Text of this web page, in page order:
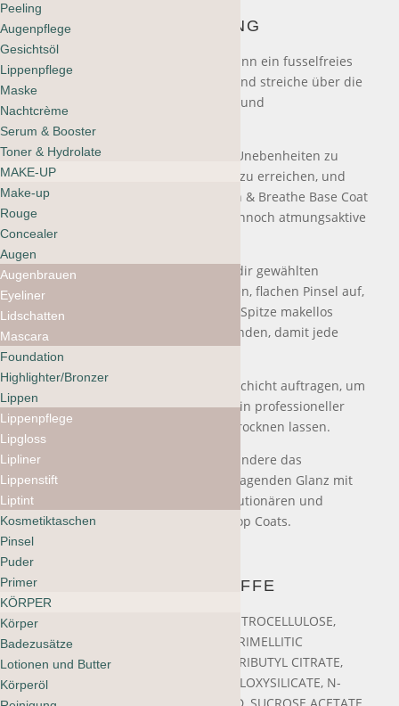
ANWENDUNG
Wasche deine Hände, befeuchte dann ein fusselfreies
Wattepad mit Nagellackentferner und streiche über die
Nägel, um verbleibenden Lack, Öle und
Verunreinigungen zu entfernen.
Feile und poliere deine Nägel, um Unebenheiten zu
glätten und die gewünschte Länge zu erreichen, und
trage dann eine Schicht Strengthen & Breathe Base Coat
auf – unsere angereicherte und dennoch atmungsaktive
Formel, die den Nagel stärkt.
Trage eine dünne Schicht des von dir gewählten
Nailberry-Lacks mit unserem breiten, flachen Pinsel auf,
um die Farbe von der Basis bis zur Spitze makellos
aufzutragen. Arbeite an beiden Händen, damit jede
Schicht trocknen kann.
Anschliessend eine zweite dünne Schicht auftragen, um
jedem Nagel ein lebendiges Finish in professioneller
Qualität zu verleihen. An der Luft trocknen lassen.
Verlängere den Tragekomfort, verhindere das
Ausbleichen und sorge für herausragenden Glanz mit
einer letzten Schicht unseres revolutionären und
atmungsaktiven Shine & Breathe Top Coats.
INHALTSSTOFFE
BUTYL ACETATE, ETHYL ACETATE, NITROCELLULOSE,
ADIPIC ACID/NEOPENTYL GLYCOL/TRIMELLITIC
ANHYDRIDE COPOLYMER, ACETYL TRIBUTYL CITRATE,
ISOPROPYL ALCOHOL, TRIMETHYLSILOXYSILICATE, N-
Peeling
Augenpflege
Gesichtsöl
Lippenpflege
Maske
Nachtcrème
Serum & Booster
Toner & Hydrolate
MAKE-UP
Make-up
Rouge
Concealer
Augen
Augenbrauen
Eyeliner
Lidschatten
Mascara
Foundation
Highlighter/Bronzer
Lippen
Lippenpflege
Lipgloss
Lipliner
Lippenstift
Liptint
Kosmetiktaschen
Pinsel
Puder
Primer
KÖRPER
Körper
Badezusätze
Lotionen und Butter
Körperöl